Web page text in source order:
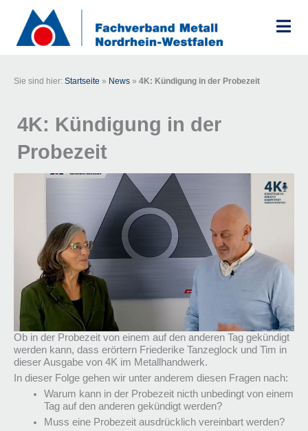
springen
Sie sind hier: Startseite » News » 4K: Kündigung in der Probezeit
4K: Kündigung in der
Probezeit
Ob in der Probezeit von einem auf den anderen Tag gekündigt
werden kann, dass erörtern Friederike Tanzeglock und Tim in
dieser Ausgabe von 4K im Metallhandwerk.
In dieser Folge gehen wir unter anderem diesen Fragen nach:
Warum kann in der Probezeit nicth unbedingt von einem
Tag auf den anderen gekündigt werden?
Muss eine Probezeit ausdrücklich vereinbart werden?